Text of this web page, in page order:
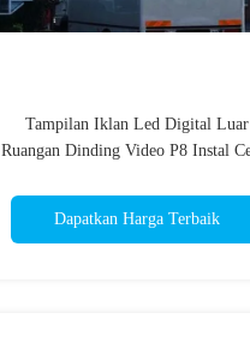
Tampilan Iklan Led Digital Luar
Ruangan Dinding Video P8 Instal
Dapatkan Harga Terbaik